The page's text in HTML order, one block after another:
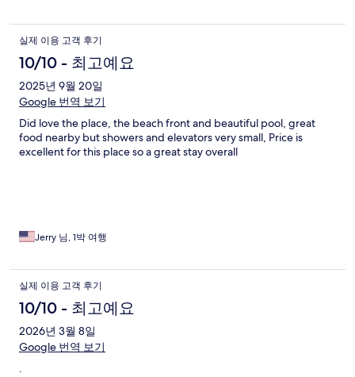
실제 이용 고객 후기
10/10 - 최고예요
2025년 9월 20일
Google 번역 보기
Did love the place, the beach front and beautiful pool, great
food nearby but showers and elevators very small, Price is
excellent for this place so a great stay overall
Jerry 님, 1박 여행
실제 이용 고객 후기
10/10 - 최고예요
2026년 3월 8일
Google 번역 보기
.